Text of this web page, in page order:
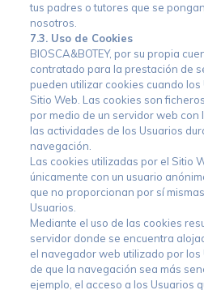
tus padres o tutores que se
nosotros.
7.3. Uso de Cookies
BIOSCA&BOTEY, por su propia
contratado para la prestación de
pueden utilizar cookies cuando
Sitio Web. Las cookies son
por medio de un servidor web
las actividades de los Usuarios
navegación.
Las cookies utilizadas por el Sitio
únicamente con un usuario
que no proporcionan por sí
Usuarios.
Mediante el uso de las cookies
servidor donde se encuentra
el navegador web utilizado por los
de que la navegación sea más
ejemplo, el acceso a los Usuarios